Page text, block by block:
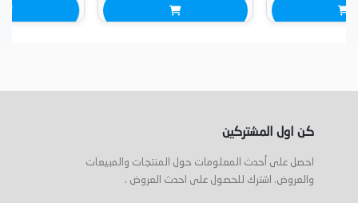
كن اول المشتركين
احصل على أحدث المعلومات حول المنتجات والمبيعات
والعروض. اشترك للحصول على احدث العروض .